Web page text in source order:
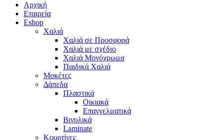
Αρχική
Εταιρεία
Eshop
Χαλιά
Χαλιά σε Προσφορά
Χαλιά με σχέδιο
Χαλιά Μονόχρωμα
Παιδικά Χαλιά
Μοκέτες
Δάπεδα
Πλαστικά
Οικιακά
Επαγγελματικά
Βινυλικά
Laminate
Κουρτίνες